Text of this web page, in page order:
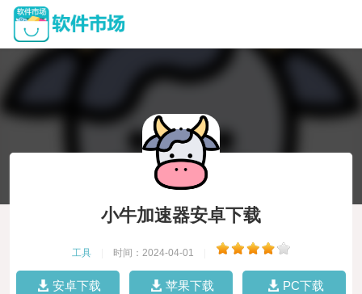
小牛加速器安卓下载
工具 时间：2024-04-01
安卓下载 苹果下载 PC下载